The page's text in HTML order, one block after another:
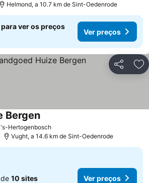
Helmond, a 10.7 km de Sint-Oedenrode
ver os preços
Ver preços
Partilhar
's-Hertogenbosch
Bergen
Vught, a 14.6 km de Sint-Oedenrode
10 sites Ver preços